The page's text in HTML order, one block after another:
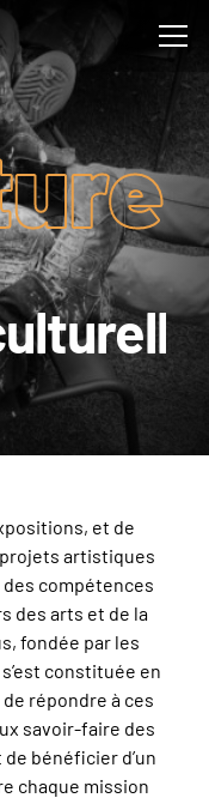
et de
artistiques
compétences
des arts et de la
fondée par les
constituée en
répondre à ces
savoir-faire des
de bénéficier d’un
chaque mission